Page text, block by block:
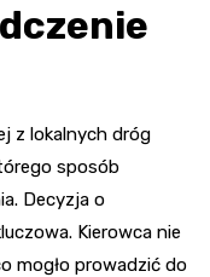
z lokalnych dróg
sposób
Decyzja o
Kierowca nie
mogło prowadzić do